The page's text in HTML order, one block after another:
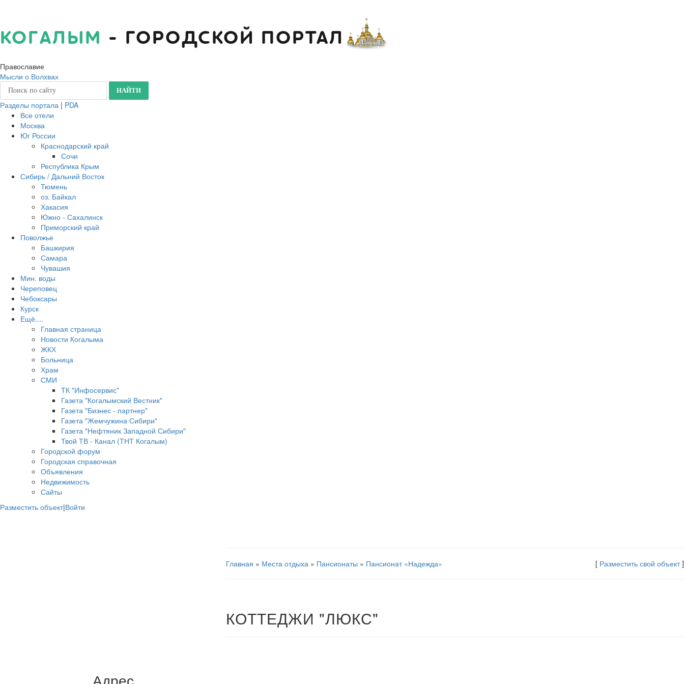
КОГАЛЫМ - ГОРОДСКОЙ ПОРТАЛ
Православие
Мысли о Волхвах
Разделы портала | PDA
Все отели
Москва
Юг России
Краснодарский край
Сочи
Республика Крым
Сибирь / Дальний Восток
Тюмень
оз. Байкал
Хакасия
Южно - Сахалинск
Приморский край
Поволжье
Башкирия
Самара
Чувашия
Мин. воды
Череповец
Чебоксары
Курск
Ещё....
Главная страница
Новости Когалыма
ЖКХ
Больница
Храм
СМИ
ТК "Инфосервис"
Газета "Когалымский Вестник"
Газета "Бизнес - партнер"
Газета "Жемчужина Сибири"
Газета "Нефтяник Западной Сибири"
Твой ТВ - Канал (ТНТ Когалым)
Городской форум
Городская справочная
Объявления
Недвижимость
Сайты
Разместить объект|Войти
Главная » Места отдыха » Пансионаты » Пансионат «Надежда» [ Разместить свой объект]
КОТТЕДЖИ "ЛЮКС"
Адрес